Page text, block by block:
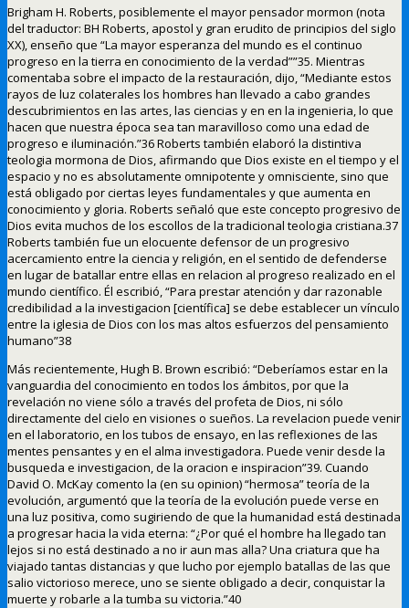
Brigham H. Roberts, posiblemente el mayor pensador mormon (nota
del traductor: BH Roberts, apostol y gran erudito de principios del siglo
XX), enseño que “La mayor esperanza del mundo es el continuo
progreso en la tierra en conocimiento de la verdad””35. Mientras
comentaba sobre el impacto de la restauración, dijo, “Mediante estos
rayos de luz colaterales los hombres han llevado a cabo grandes
descubrimientos en las artes, las ciencias y en en la ingenieria, lo que
hacen que nuestra época sea tan maravilloso como una edad de
progreso e iluminación.”36 Roberts también elaboró la distintiva
teologia mormona de Dios, afirmando que Dios existe en el tiempo y el
espacio y no es absolutamente omnipotente y omnisciente, sino que
está obligado por ciertas leyes fundamentales y que aumenta en
conocimiento y gloria. Roberts señaló que este concepto progresivo de
Dios evita muchos de los escollos de la tradicional teologia cristiana.37
Roberts también fue un elocuente defensor de un progresivo
acercamiento entre la ciencia y religión, en el sentido de defenderse
en lugar de batallar entre ellas en relacion al progreso realizado en el
mundo científico. Él escribió, “Para prestar atención y dar razonable
credibilidad a la investigacion [científica] se debe establecer un vínculo
entre la iglesia de Dios con los mas altos esfuerzos del pensamiento
humano”38
Más recientemente, Hugh B. Brown escribió: “Deberíamos estar en la
vanguardia del conocimiento en todos los ámbitos, por que la
revelación no viene sólo a través del profeta de Dios, ni sólo
directamente del cielo en visiones o sueños. La revelacion puede venir
en el laboratorio, en los tubos de ensayo, en las reflexiones de las
mentes pensantes y en el alma investigadora. Puede venir desde la
busqueda e investigacion, de la oracion e inspiracion”39. Cuando
David O. McKay comento la (en su opinion) “hermosa” teoría de la
evolución, argumentó que la teoría de la evolución puede verse en
una luz positiva, como sugiriendo de que la humanidad está destinada
a progresar hacia la vida eterna: “¿Por qué el hombre ha llegado tan
lejos si no está destinado a no ir aun mas alla? Una criatura que ha
viajado tantas distancias y que lucho por ejemplo batallas de las que
salio victorioso merece, uno se siente obligado a decir, conquistar la
muerte y robarle a la tumba su victoria.”40